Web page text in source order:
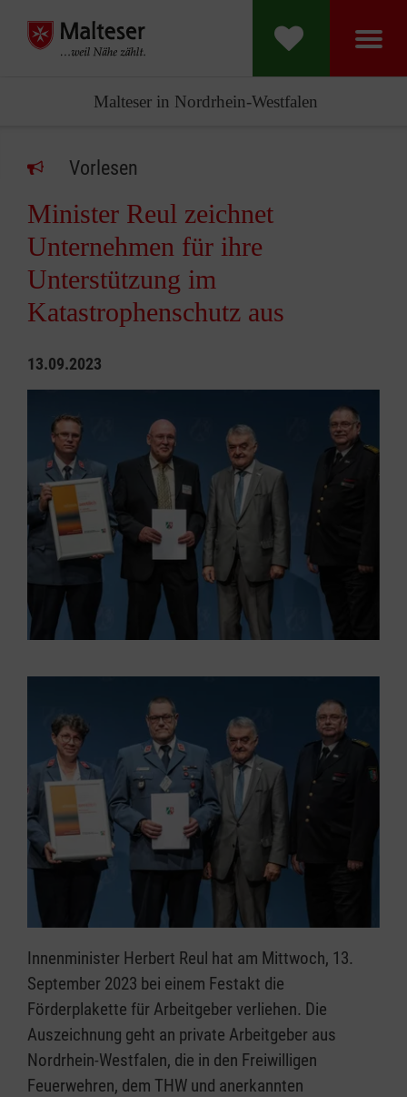
Malteser in Nordrhein-Westfalen
Vorlesen
Minister Reul zeichnet
Unternehmen für ihre
Unterstützung im
Katastrophenschutz aus
13.09.2023
Innenminister Herbert Reul hat am Mittwoch, 13.
September 2023 bei einem Festakt die
Förderplakette für Arbeitgeber verliehen. Die
Auszeichnung geht an private Arbeitgeber aus
Nordrhein-Westfalen, die in den Freiwilligen
Feuerwehren, dem THW und anerkannten